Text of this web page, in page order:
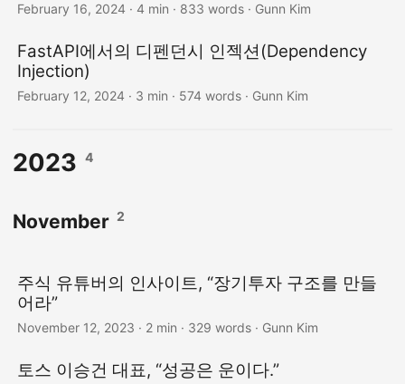
February 16, 2024 · 4 min · 833 words · Gunn Kim
FastAPI에서의 디펜던시 인젝션(Dependency
Injection)
February 12, 2024 · 3 min · 574 words · Gunn Kim
2023 4
November 2
주식 유튜버의 인사이트, “장기투자 구조를 만들
어라”
November 12, 2023 · 2 min · 329 words · Gunn Kim
토스 이승건 대표, “성공은 운이다.”